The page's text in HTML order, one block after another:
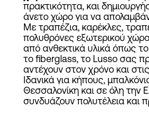
πρακτικότητα, και
άνετο χώρο για να
Με τραπέζια, καρέκλες,
πολυθρόνες εξωτερικού
από ανθεκτικά υλικά όπως
το fiberglass, το Lusso σας
αντέχουν στον χρόνο και
Ιδανικά για κήπους,
Θεσσαλονίκη και σε όλη την
συνδυάζουν πολυτέλεια και